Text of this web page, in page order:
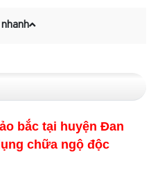
nhanh
bắc tại huyện Đan
chữa ngộ độc